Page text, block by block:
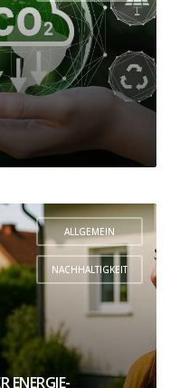
ALLGEMEIN
,
NACHHALTIGKEIT
ENERGIE-